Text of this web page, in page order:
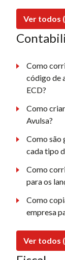
Ver todos
Como
código de
ECD?
Como
Avulsa?
Como são
cada tipo
Como
para os
Como
empresa
Ver todos